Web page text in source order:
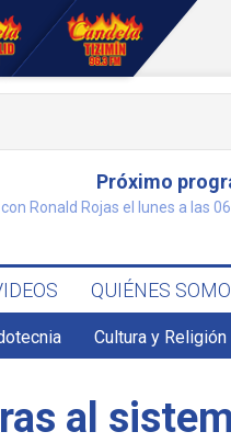
Próximo
Ronald Rojas el lunes a las
QUIÉNES
Cultura y Religión
al